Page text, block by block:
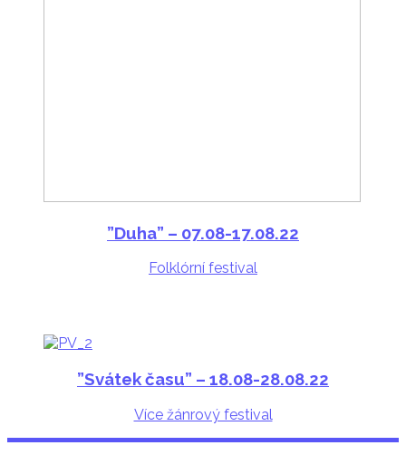
”Duha” – 07.08-17.08.22
Folklórní festival
”Svátek času” – 18.08-28.08.22
Více žánrový festival